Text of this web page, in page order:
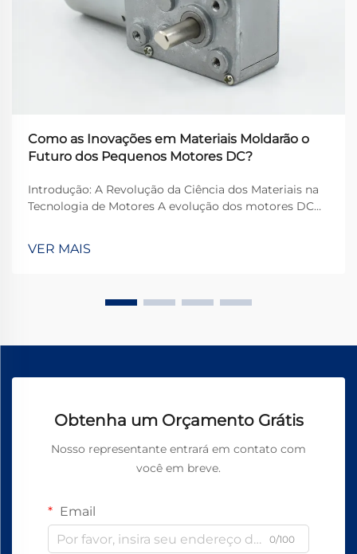
Como as Inovações em Materiais Moldarão o
Futuro dos Pequenos Motores DC?
Introdução: A Revolução da Ciência dos Materiais na
Tecnologia de Motores A evolução dos motores DC
na ciência dos materiais que prometem redefinir os
VER MAIS
Obtenha um Orçamento Grátis
Nosso representante entrará em contato com
você em breve.
Email
0/100